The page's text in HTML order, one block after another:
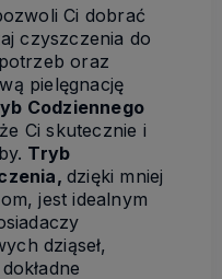
Ci dobrać
czyszczenia do
oraz
pielęgnację
Codziennego
Ci skutecznie i
Tryb
dzięki mniej
jest idealnym
dziąseł,